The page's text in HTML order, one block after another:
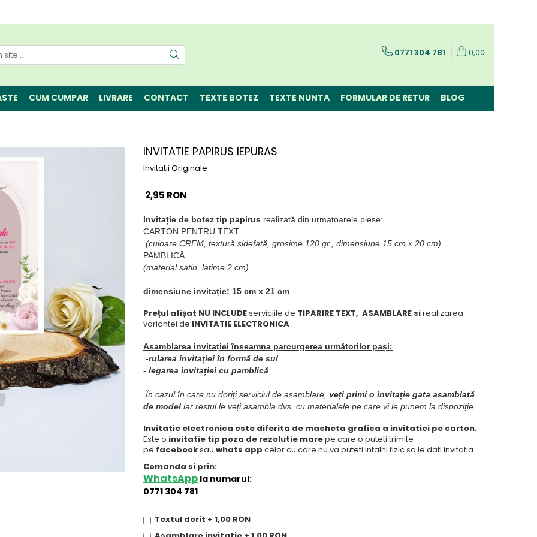
0771 304 781 0,00
CUM CUMPAR LIVRARE CONTACT TEXTE BOTEZ TEXTE NUNTA FORMULAR DE RETUR BLOG
INVITATIE PAPIRUS IEPURAS
Invitatii Originale
2,95 RON
Invitație de botez tip papirus realizată din urmatoarele piese:
CARTON PENTRU TEXT
(culoare CREM, textură sidefată, grosime 120 gr., dimensiune 15 cm x 20 cm)
PAMBLICĂ
(material satin, latime 2 cm)
dimensiune invitație: 15 cm x 21 cm
Prețul afișat NU INCLUDEserviciile de TIPARIRE TEXT, ASAMBLARE sirealizarea
variantei de INVITATIE ELECTRONICA
Asamblarea invitației înseamna parcurgerea următorilor pași:
-rularea invitației în formă de sul
- legarea invitației cu pamblică
În cazul în care nu doriți serviciul de asamblare, veți primi o invitație gata asamblată
de model iar restul le veți asambla dvs. cu materialele pe care vi le punem la dispoziție.
Invitatie electronica este diferita de macheta grafica a invitatiei pe carton.
Este o invitatie tip poza de rezolutie marepe care o puteti trimite
pe facebooksau whats app celor cu care nu va puteti intalni fizic sa le dati invitatia.
Comanda si prin:
WhatsApp la numarul:
0771 304 781
Textul dorit + 1,00 RON